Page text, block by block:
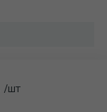
/шт